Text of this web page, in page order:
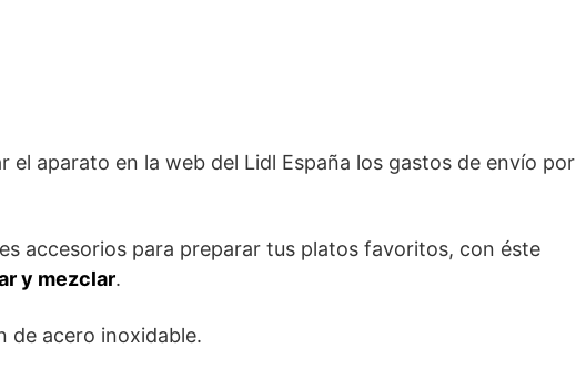
el aparato en la web del Lidl España los gastos de envío por
accesorios para preparar tus platos favoritos, con éste
y mezclar.
de acero inoxidable.